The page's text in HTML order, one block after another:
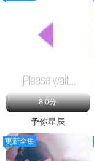
8.0分
予你星辰
更新全集